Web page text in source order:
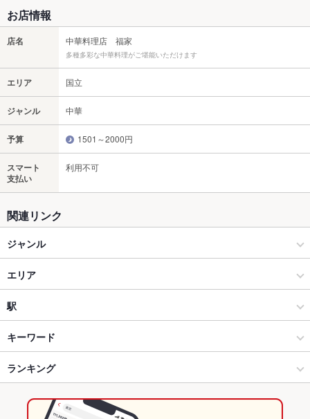
お店情報
店名 中華料理店 福家
多種多彩な中華料理がご堪能いただけます
エリア 国立
ジャンル 中華
予算 1501～2000円
スマート
支払い
利用不可
関連リンク
ジャンル
中華
中華全般
国立・国分寺 × 中華
国立・国分寺 × 中華全般
谷保駅 × 中華
エリア
国立
国立 × 中華
国立 × 中華全般
駅
国立駅
分倍河原駅
谷保駅
キーワード
からあげ
坦々麺 杏仁豆腐
ランキング
東京のグルメランキング